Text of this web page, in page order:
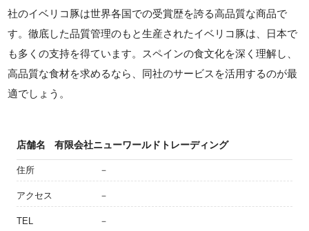
社のイベリコ豚は世界各国での受賞歴を誇る高品質な商品で
す。徹底した品質管理のもと生産されたイベリコ豚は、日本で
も多くの支持を得ています。スペインの食文化を深く理解し、
高品質な食材を求めるなら、同社のサービスを活用するのが最
適でしょう。
店舗名 有限会社ニューワールドトレーディング
住所 －
アクセス －
TEL －